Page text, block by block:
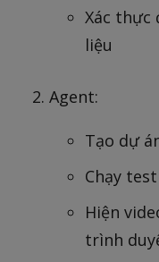
Xác thực
liệu
Agent:
Tạo dự
Chạy
Hiện
trình